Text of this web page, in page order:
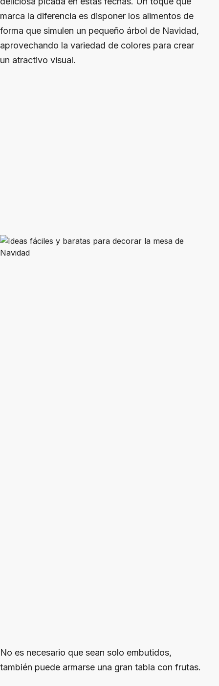
marca la diferencia es disponer los alimentos de
forma que simulen un pequeño árbol de Navidad,
aprovechando la variedad de colores para crear
un atractivo visual.
No es necesario que sean solo embutidos,
también puede armarse una gran tabla con frutas.